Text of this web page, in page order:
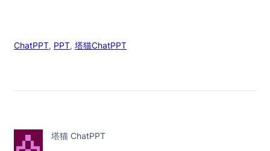
ChatPPT, PPT, 塔猫ChatPPT
塔猫 ChatPPT